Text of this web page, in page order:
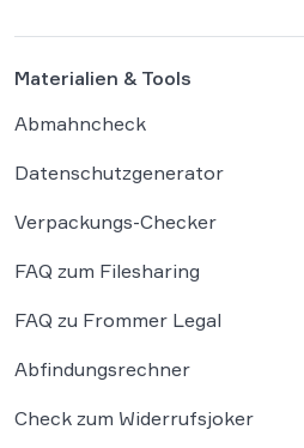
Materialien & Tools
Abmahncheck
Datenschutzgenerator
Verpackungs-Checker
FAQ zum Filesharing
FAQ zu Frommer Legal
Abfindungsrechner
Check zum Widerrufsjoker